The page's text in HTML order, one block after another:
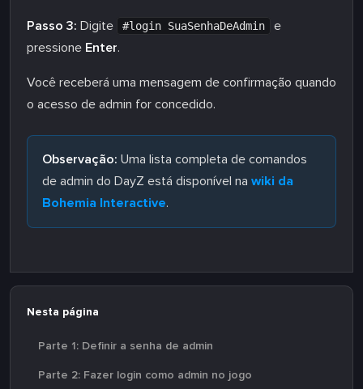
Passo 3: Digite #login SuaSenhaDeAdmin
e
pressione Enter.
Você receberá uma mensagem de confirmação quando
o acesso de admin for concedido.
Observação: Uma lista completa de comandos
de admin do DayZ está disponível na wiki da
Bohemia Interactive.
Nesta página
Parte 1: Definir a senha de admin
Parte 2: Fazer login como admin no jogo